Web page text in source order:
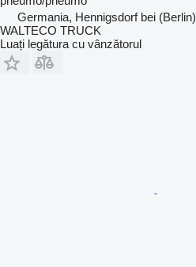
Germania, Hennigsdorf bei (Berlin)
WALTECO TRUCK
Luați legătura cu vânzătorul